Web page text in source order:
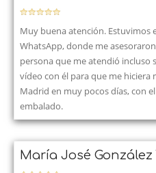
Muy buena atención.
WhatsApp, donde me
persona que me atendió incluso
vídeo con él para que me hiciera
Madrid en muy pocos días, con
embalado.
María José González